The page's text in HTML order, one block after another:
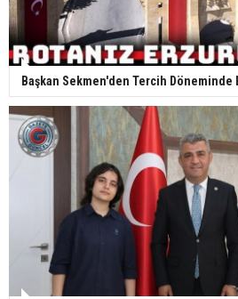
Başkan Sekmen'den Tercih Döneminde